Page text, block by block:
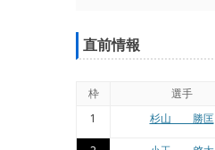
直前情報
枠 選手
1
杉山 勝匡